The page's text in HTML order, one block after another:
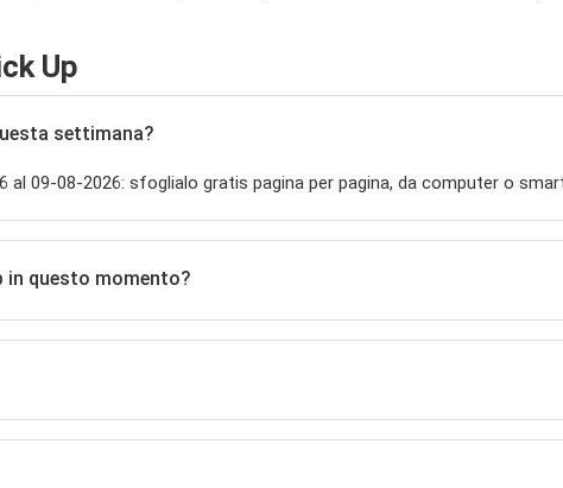
Up
settimana?
09-08-2026: sfoglialo gratis pagina per pagina, da computer o
in questo momento?